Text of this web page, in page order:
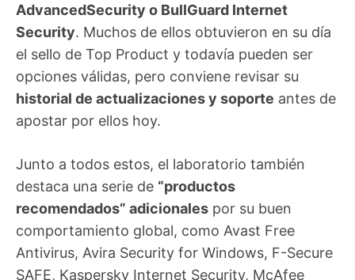
AdvancedSecurity o BullGuard Internet
Security. Muchos de ellos obtuvieron en su día
el sello de Top Product y todavía pueden ser
opciones válidas, pero conviene revisar su
historial de actualizaciones y soporte antes de
apostar por ellos hoy.
Junto a todos estos, el laboratorio también
destaca una serie de “productos
recomendados” adicionales por su buen
comportamiento global, como Avast Free
Antivirus, Avira Security for Windows, F-Secure
SAFE, Kaspersky Internet Security, McAfee